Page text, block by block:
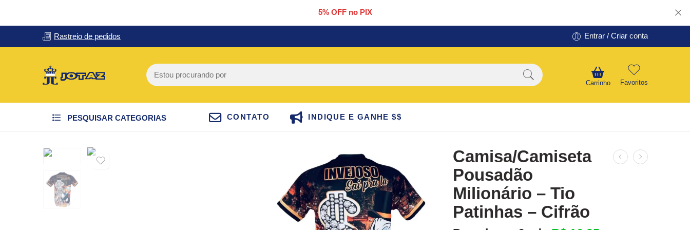
5% OFF no PIX
Rastreio de pedidos Entrar / Criar conta
Carrinho Favoritos
PESQUISAR CATEGORIAS CONTATO INDIQUE E GANHE $$
Camisa/Camiseta
Pousadão
Milionário – Tio
Patinhas – Cifrão